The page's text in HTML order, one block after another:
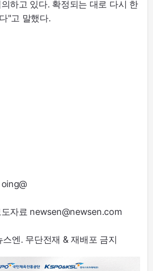
하고 있다. 확정되는 대로 다시 한
"고 말했다.
자료 newsen@newsen.com
엔. 무단전재 & 재배포 금지